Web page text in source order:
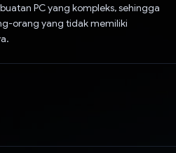
PC yang kompleks, sehingga
orang yang tidak memiliki